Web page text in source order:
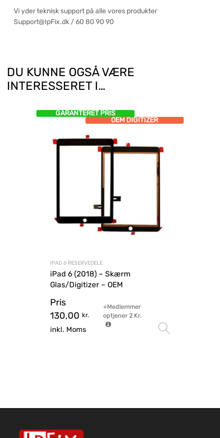
Vi yder teknisk support på alle vores produkter
Support@IpFix.dk / 60 80 90 90
DU KUNNE OGSÅ VÆRE
INTERESSERET I…
GARANTERET PRIS
OEM DIGITIZER
IPAD 6 RESERVEDELE
iPad 6 (2018) – Skærm
Glas/Digitizer – OEM
Pris
130,00 kr.
inkl. Moms
+Medlemmer
optjener2 Kr.